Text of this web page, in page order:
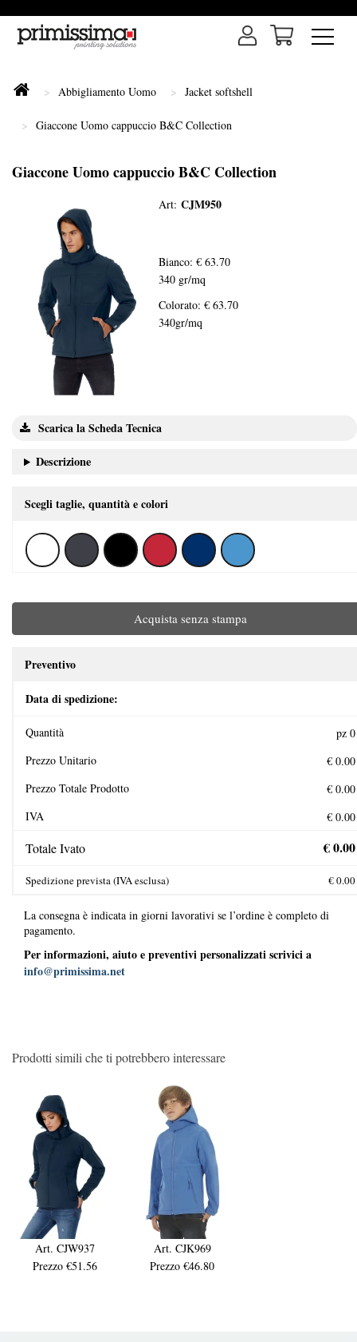
Abbigliamento Uomo Jacket softshell
Giaccone Uomo cappuccio B&C Collection
Giaccone Uomo cappuccio B&C Collection
Art: CJM950
Bianco: € 63.70
340 gr/mq
Colorato: € 63.70
340gr/mq
Scarica la Scheda Tecnica
Descrizione
Scegli taglie, quantità e colori
Acquista senza stampa
Preventivo
Data di spedizione:
Quantità
Prezzo Unitario
Prezzo Totale Prodotto
IVA
Totale Ivato
Spedizione prevista (IVA esclusa)
La consegna è indicata in giorni lavorativi se l’ordine è completo di
pagamento.
Per informazioni, aiuto e preventivi personalizzati scrivici a
info@primissima.net
Prodotti simili che ti potrebbero interessare
Art. CJW937
Prezzo €51.56
Art. CJK969
Prezzo €46.80